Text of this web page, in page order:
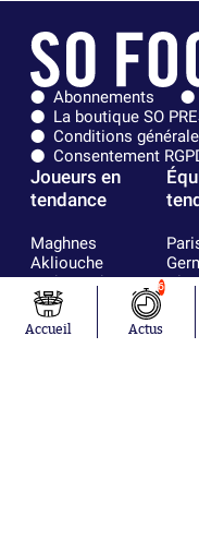
Abonnements
La boutique SO
Conditions
Consentement
Joueurs en
tendance
Maghnes
Akliouche
Mohamed
Salah
Lionel Messi
Ferrán Torres
FIFA
Accueil
6
Actus